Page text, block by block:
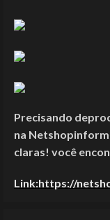
Precisando
na
claras! você
Link:https://